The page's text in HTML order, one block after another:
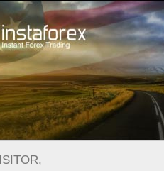
Инвесторлар
ИнстаФорекс ПАММ-